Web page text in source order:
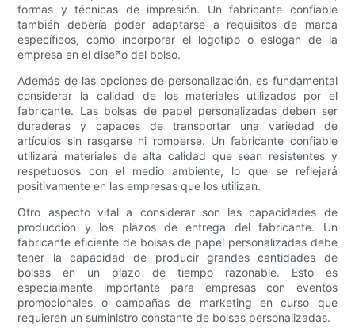
formas y técnicas de impresión. Un fabricante confiable
también debería poder adaptarse a requisitos de marca
específicos, como incorporar el logotipo o eslogan de la
empresa en el diseño del bolso.
Además de las opciones de personalización, es fundamental
considerar la calidad de los materiales utilizados por el
fabricante. Las bolsas de papel personalizadas deben ser
duraderas y capaces de transportar una variedad de
artículos sin rasgarse ni romperse. Un fabricante confiable
utilizará materiales de alta calidad que sean resistentes y
respetuosos con el medio ambiente, lo que se reflejará
positivamente en las empresas que los utilizan.
Otro aspecto vital a considerar son las capacidades de
producción y los plazos de entrega del fabricante. Un
fabricante eficiente de bolsas de papel personalizadas debe
tener la capacidad de producir grandes cantidades de
bolsas en un plazo de tiempo razonable. Esto es
especialmente importante para empresas con eventos
promocionales o campañas de marketing en curso que
requieren un suministro constante de bolsas personalizadas.